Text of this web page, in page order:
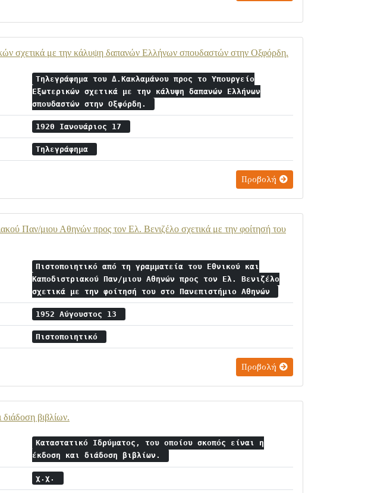
σχετικά με την κάλυψη δαπανών Ελλήνων σπουδαστών στην Οξφόρδη.
Τηλεγράφημα του Δ.Κακλαμάνου προς το Υπουργείο
Εξωτερικών σχετικά με την κάλυψη δαπανών Ελλήνων
σπουδαστών στην Οξφόρδη.
1920 Ιανουάριος 17
Τηλεγράφημα
Προβολή
Παν/μιου Αθηνών προς τον Ελ. Βενιζέλο σχετικά με την φοίτησή του
Πιστοποιητικό από τη γραμματεία του Εθνικού και
Καποδιστριακού Παν/μιου Αθηνών προς τον Ελ. Βενιζέλο
σχετικά με την φοίτησή του στο Πανεπιστήμιο Αθηνών
1952 Αύγουστος 13
Πιστοποιητικό
Προβολή
διάδοση βιβλίων.
Καταστατικό Ιδρύματος, του οποίου σκοπός είναι η
έκδοση και διάδοση βιβλίων.
χ.χ.